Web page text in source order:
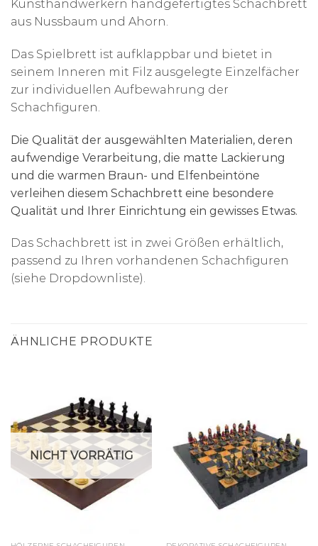
Kunsthandwerkern handgefertigtes Schachbrett
aus Nussbaum und Ahorn.
Das Spielbrett ist aufklappbar und bietet in
seinem Inneren mit Filz ausgelegte Einzelfächer
zur individuellen Aufbewahrung der
Schachfiguren.
Die Qualität der ausgewählten Materialien, deren
aufwendige Verarbeitung, die matte Lackierung
und die warmen Braun- und Elfenbeintöne
verleihen diesem Schachbrett eine besondere
Qualität und Ihrer Einrichtung ein gewisses Etwas.
Das Schachbrett ist in zwei Größen erhältlich,
passend zu Ihren vorhandenen Schachfiguren
(siehe Dropdownliste).
ÄHNLICHE PRODUKTE
NICHT VORRÄTIG